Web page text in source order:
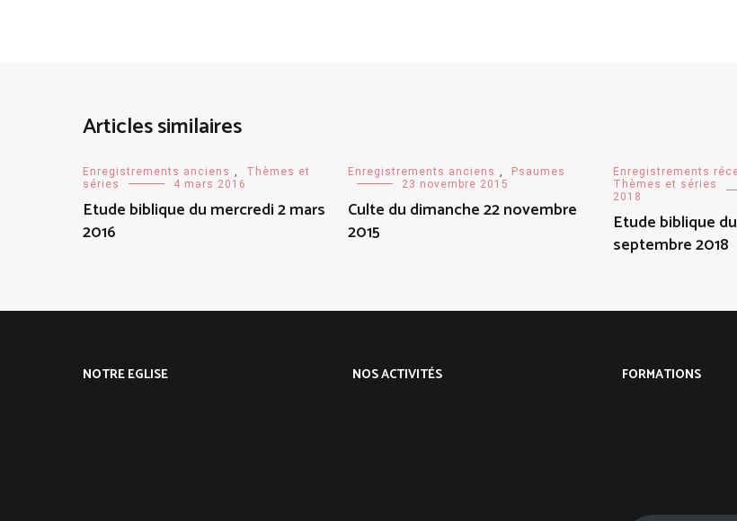
Articles similaires
Enregistrements anciens ,
Thèmes et
séries
4 mars 2016
Etude biblique du mercredi 2 mars
2016
Enregistrements anciens ,
Psaumes
23 novembre 2015
Culte du dimanche 22 novembre
2015
Enregistrements
Thèmes et séries
2018
Etude biblique
septembre 2018
NOTRE EGLISE NOS ACTIVITÉS FORMATIONS